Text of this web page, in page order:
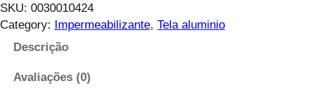
SKU: 0030010424
Category: Impermeabilizante, Tela aluminio
Descrição
Avaliações (0)